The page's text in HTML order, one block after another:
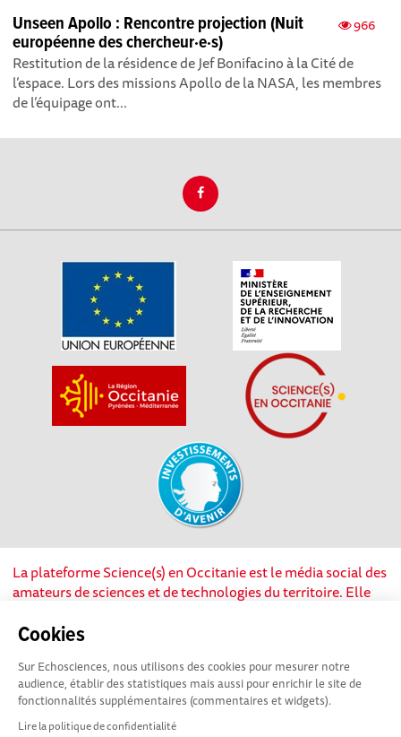
Cookies
Sur Echosciences, nous utilisons des cookies pour mesurer notre
audience, établir des statistiques mais aussi pour enrichir le site de
fonctionnalités supplémentaires (commentaires et widgets).
Lire la politique de confidentialité
966
Unseen Apollo : Rencontre projection (Nuit
européenne des chercheur·e·s)
Restitution de la résidence de Jef Bonifacino à la Cité de
l’espace. Lors des missions Apollo de la NASA, les membres
de l’équipage ont...
La plateforme Science(s) en Occitanie est le média social des
amateurs de sciences et de technologies du territoire. Elle
soutien de nombreux acteurs locaux. Ce projet est cofinancé
l’Union européenne via les fonds européen de
développement régional. Science(s) en Occitanie est une
plateforme Echosciences by Amcsti.